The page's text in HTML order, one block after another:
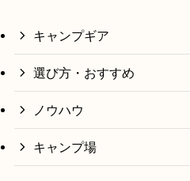
キャンプギア
選び方・おすすめ
ノウハウ
キャンプ場